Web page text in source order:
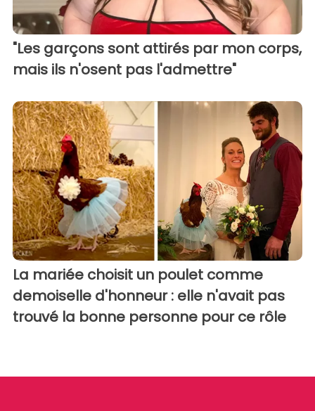
"Les garçons sont attirés par mon corps,
mais ils n'osent pas l'admettre"
La mariée choisit un poulet comme
demoiselle d'honneur : elle n'avait pas
trouvé la bonne personne pour ce rôle